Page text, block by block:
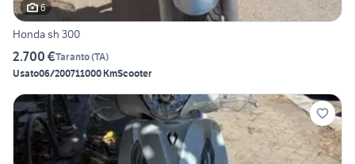
6
Honda sh 300
2.700 €Taranto(TA)
Usato06/200711000 KmScooter